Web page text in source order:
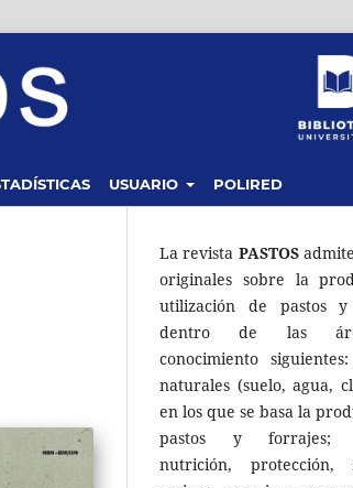
USUARIO POLIRED
La revista PASTOS
originales sobre la
utilización de pastos y
dentro de las
conocimiento
naturales (suelo, agua,
en los que se basa la
pastos y forrajes;
nutrición, protección,